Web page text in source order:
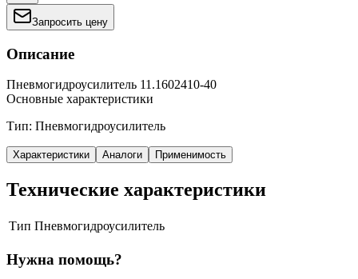
Запросить цену
Описание
Пневмогидроусилитель 11.1602410-40
Основные характеристики
Тип: Пневмогидроусилитель
Характеристики Аналоги Применимость
Технические характеристики
Тип Пневмогидроусилитель
Нужна помощь?